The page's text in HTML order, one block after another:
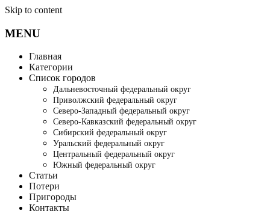
Skip to content
MENU
Главная
Категории
Список городов
Дальневосточный федеральный округ
Приволжский федеральный округ
Северо-Западный федеральный округ
Северо-Кавказский федеральный округ
Сибирский федеральный округ
Уральский федеральный округ
Центральный федеральный округ
Южный федеральный округ
Статьи
Потери
Пригороды
Контакты